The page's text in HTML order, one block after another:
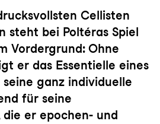
Cellisten
steht bei Poltéras Spiel
Vordergrund: Ohne
er das Essentielle eines
seine ganz individuelle
für seine
er epochen- und